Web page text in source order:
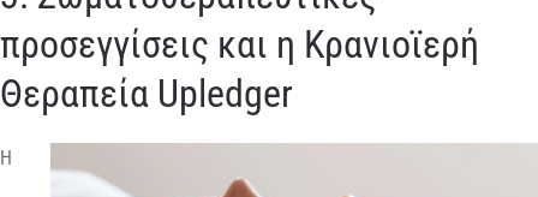
προσεγγίσεις και η Κρανιοϊερή
Θεραπεία Upledger
Η